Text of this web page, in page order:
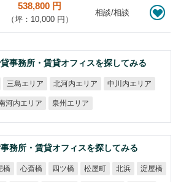
538,800 円
（坪：10,000 円）
相談/相談
事務所・賃貸オフィスを探してみる
三島エリア 北河内エリア 中川内エリア
河内エリア 泉州エリア
務所・賃貸オフィスを探してみる
橋 心斎橋 四ツ橋 松屋町 北浜 淀屋橋